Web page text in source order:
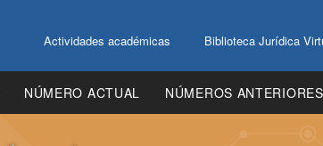
Actividades académicas Biblioteca Jurídica
NÚMERO ACTUAL NÚMEROS ANTERIORES